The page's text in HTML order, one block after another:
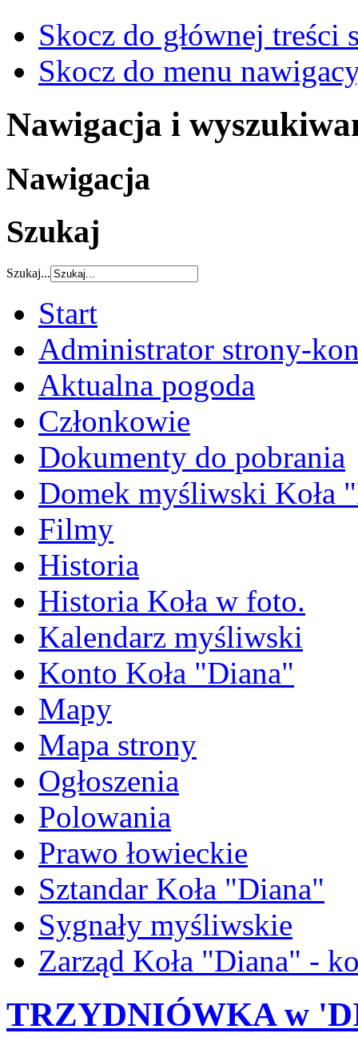
Skocz do głównej treści
Skocz do menu
Nawigacja i
Nawigacja
Szukaj
Szukaj...
Start
Administrator strony-
Aktualna pogoda
Członkowie
Dokumenty do pobrania
Domek myśliwski Koła
Filmy
Historia
Historia Koła w foto.
Kalendarz myśliwski
Konto Koła "Diana"
Mapy
Mapa strony
Ogłoszenia
Polowania
Prawo łowieckie
Sztandar Koła "Diana"
Sygnały myśliwskie
Zarząd Koła "Diana" -
TRZYDNIÓWKA w